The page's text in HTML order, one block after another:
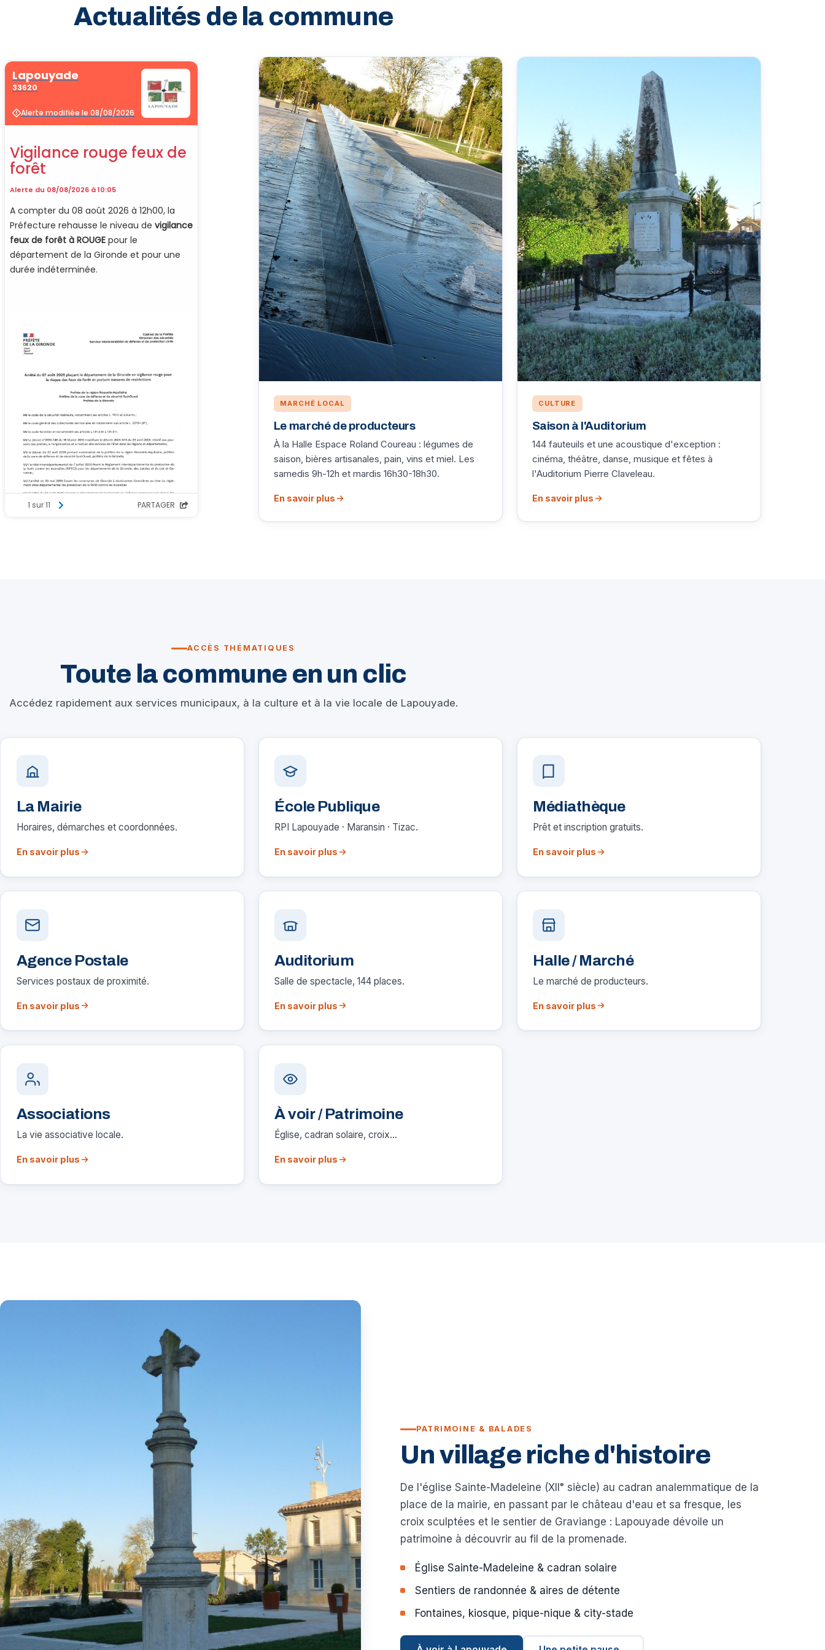
Sport & renforcement · ASEV
Actualités de la commune
MARCHÉ LOCAL
Le marché de producteurs
À la Halle Espace Roland Coureau : légumes de
saison, bières artisanales, pain, vins et miel. Les
samedis 9h-12h et mardis 16h30-18h30.
En savoir plus
CULTURE
Saison à l'Auditorium
144 fauteuils et une acoustique d'exception :
cinéma, théâtre, danse, musique et fêtes à
l'Auditorium Pierre Claveleau.
En savoir plus
ACCÈS THÉMATIQUES
Toute la commune en un clic
Accédez rapidement aux services municipaux, à la culture et à la vie locale de Lapouyade.
La Mairie
Horaires, démarches et coordonnées.
En savoir plus
École Publique
RPI Lapouyade · Maransin · Tizac.
En savoir plus
Médiathèque
Prêt et inscription gratuits.
En savoir plus
Agence Postale
Services postaux de proximité.
En savoir plus
Auditorium
Salle de spectacle, 144 places.
En savoir plus
Halle / Marché
Le marché de producteurs.
En savoir plus
Associations
La vie associative locale.
En savoir plus
À voir / Patrimoine
Église, cadran solaire, croix…
En savoir plus
PATRIMOINE & BALADES
Un village riche d'histoire
De l'église Sainte-Madeleine (XIIᵉ siècle) au cadran analemmatique de la
place de la mairie, en passant par le château d'eau et sa fresque, les
croix sculptées et le sentier de Graviange : Lapouyade dévoile un
patrimoine à découvrir au fil de la promenade.
Église Sainte-Madeleine & cadran solaire
Sentiers de randonnée & aires de détente
Fontaines, kiosque, pique-nique & city-stade